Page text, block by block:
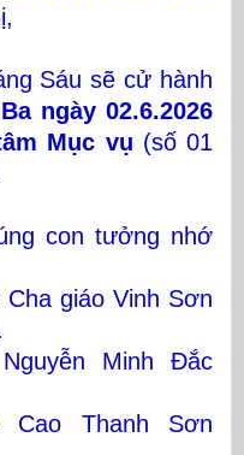
Sáu sẽ cử hành
ngày 02.6.2026
Mục vụ (số 01
con tưởng nhớ
giáo Vinh Sơn
Minh Đắc
Thanh Sơn